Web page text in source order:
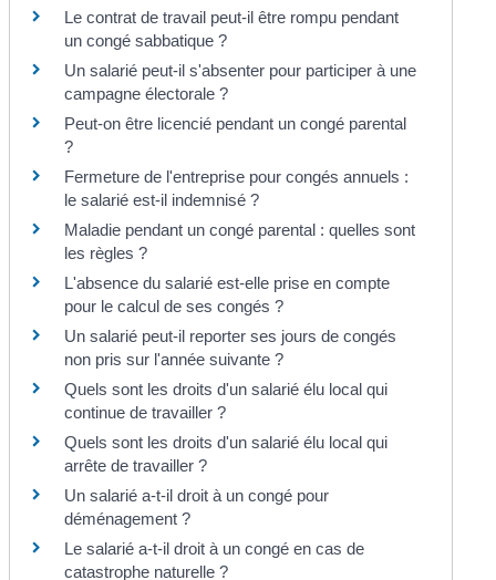
Le contrat de travail peut-il être rompu pendant
un congé sabbatique ?
Un salarié peut-il s'absenter pour participer à une
campagne électorale ?
Peut-on être licencié pendant un congé parental
?
Fermeture de l'entreprise pour congés annuels :
le salarié est-il indemnisé ?
Maladie pendant un congé parental : quelles sont
les règles ?
L'absence du salarié est-elle prise en compte
pour le calcul de ses congés ?
Un salarié peut-il reporter ses jours de congés
non pris sur l'année suivante ?
Quels sont les droits d'un salarié élu local qui
continue de travailler ?
Quels sont les droits d'un salarié élu local qui
arrête de travailler ?
Un salarié a-t-il droit à un congé pour
déménagement ?
Le salarié a-t-il droit à un congé en cas de
catastrophe naturelle ?